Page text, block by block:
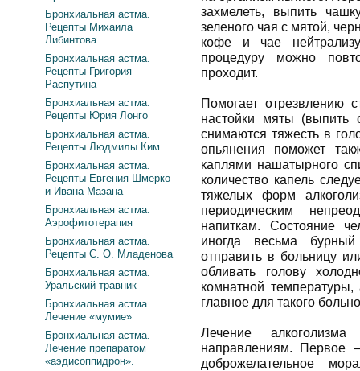
захмелеть, выпить
зеленого чая с мятой,
кофе и чае
процедуру можно
проходит.
Помогает отрезвлению
настойки мяты (выпить
снимаются тяжесть в
опьянения поможет
каплями нашатырного
количество капель
тяжелых форм
периодическим
напиткам. Состояние
иногда весьма
отправить в больницу
обливать голову
комнатной
главное для такого
Лечение
направлениям. Первое
доброжелательное
Бронхиальная астма.
Рецепты Михаила
Либинтова
Бронхиальная астма.
Рецепты Григория
Распутина
Бронхиальная астма.
Рецепты Юрия Лонго
Бронхиальная астма.
Рецепты Людмилы Ким
Бронхиальная астма.
Рецепты Евгения Шмерко
и Ивана Мазана
Бронхиальная астма.
Аэрофитотерапия
Бронхиальная астма.
Рецепты С. О. Младенова
Бронхиальная астма.
Уральский травник
Бронхиальная астма.
Лечение «мумие»
Бронхиальная астма.
Лечение препаратом
«аэдисоппидрон».